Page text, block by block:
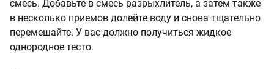
смесь. Добавьте в смесь разрыхлитель, а затем также
в несколько приемов долейте воду и снова тщательно
перемешайте. У вас должно получиться жидкое
однородное тесто.